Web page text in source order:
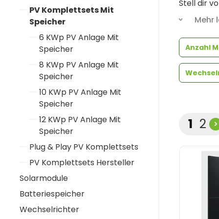
PV Komplettsets Mit
Speicher
6 KWp PV Anlage Mit
Speicher
8 KWp PV Anlage Mit
Speicher
10 KWp PV Anlage Mit
Speicher
12 KWp PV Anlage Mit
Speicher
Plug & Play PV Komplettsets
PV Komplettsets Hersteller
Solarmodule
Batteriespeicher
Wechselrichter
Stell dir
Energie
Mehr
Anzahl
Seite
1 2